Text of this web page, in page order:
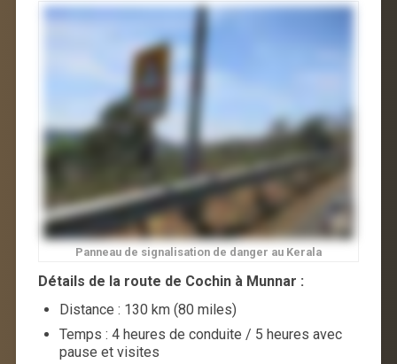
Panneau de signalisation de danger au Kerala
Détails de la route de Cochin à Munnar :
Distance : 130 km (80 miles)
Temps : 4 heures de conduite / 5 heures avec
pause et visites